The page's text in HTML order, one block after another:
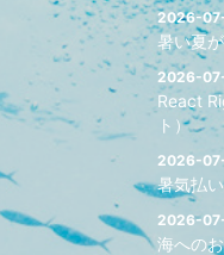
2026-
暑い夏
2026-
React
ト）
2026-
暑気払
2026-
海への